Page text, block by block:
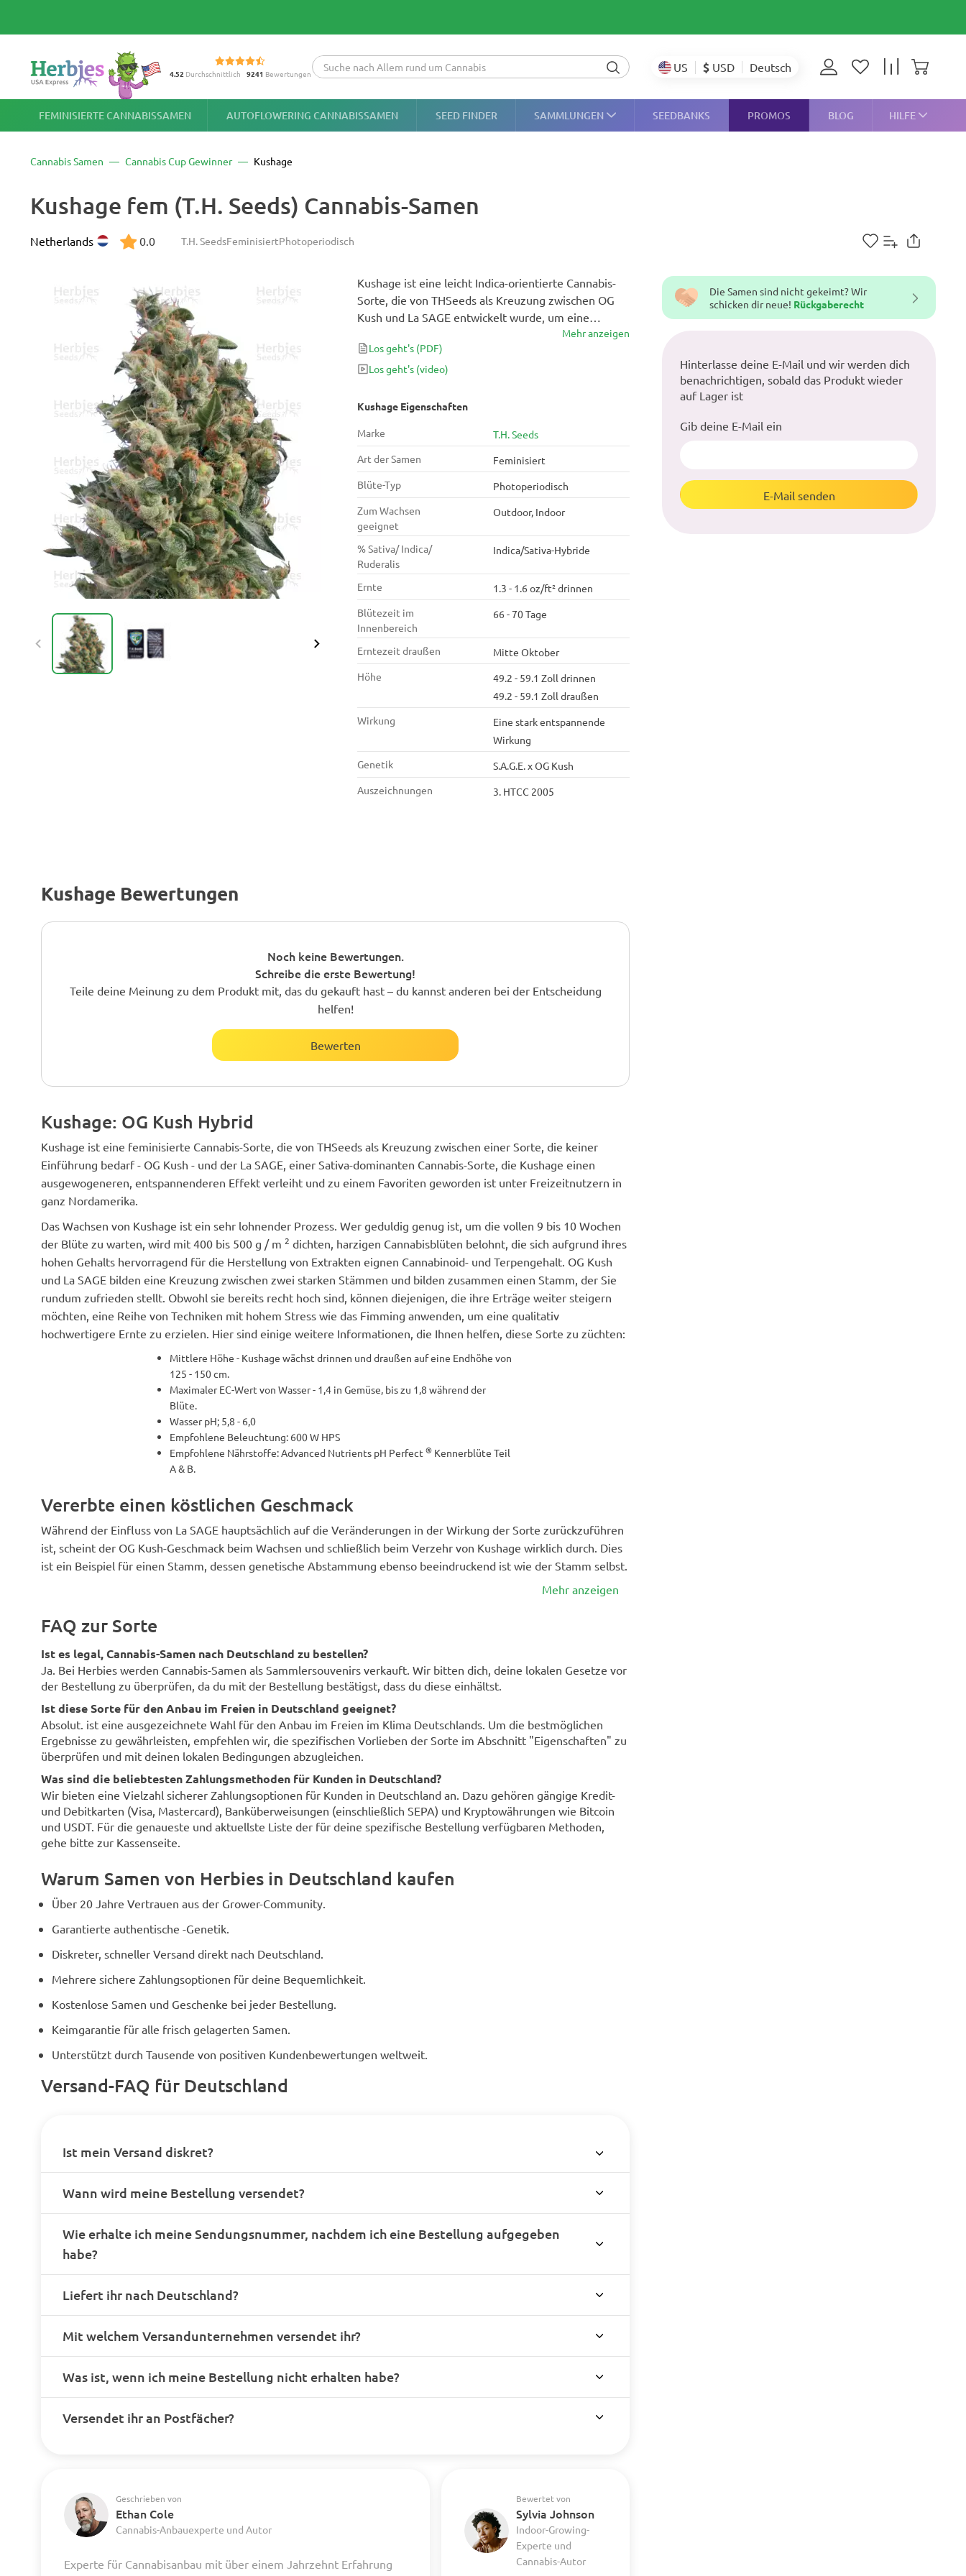
4.52 Durchschnittlich 9241 Bewertungen US $ USD Deutsch
FEMINISIERTE CANNABISSAMEN AUTOFLOWERING CANNABISSAMEN SEED FINDER SAMMLUNGEN SEEDBANKS PROMOS BLOG HILFE
Cannabis Samen Cannabis Cup Gewinner Kushage
Kushage fem (T.H. Seeds) Cannabis-Samen
T.H. SeedsFeminisiertPhotoperiodisch
Netherlands 0.0
Kushage Eigenschaften
Marke
T.H. Seeds
Art der Samen
Feminisiert
Blüte-Typ
Photoperiodisch
Zum Wachsen
geeignet
Outdoor, Indoor
% Sativa/ Indica/
Ruderalis
Indica/Sativa-Hybride
Ernte
1.3 - 1.6 oz/ft² drinnen
Blütezeit im
Innenbereich
66 - 70 Tage
Erntezeit draußen
Mitte Oktober
Höhe
49.2 - 59.1 Zoll drinnen
49.2 - 59.1 Zoll draußen
Wirkung
Eine stark entspannende
Wirkung
Genetik
S.A.G.E. x OG Kush
Auszeichnungen
3. HTCC 2005
Kushage Bewertungen
Noch keine Bewertungen.
Schreibe die erste Bewertung!
Teile deine Meinung zu dem Produkt mit, das du gekauft hast – du kannst anderen bei der Entscheidung
helfen!
Bewerten
Kushage ist eine leicht Indica-orientierte Cannabis-
Sorte, die von THSeeds als Kreuzung zwischen OG
Kush und La SAGE entwickelt wurde, um eine
fantastische Hybride zu erhalten, die nachher
ausgezeichnete Erträge (bis zu 500 g / m2) an
dichten, mit Harz bedeckten Cannabis-Nuggets
Mehr anzeigen
Los geht's (PDF)
Los geht's (video)
Kushage: OG Kush Hybrid
Kushage ist eine feminisierte Cannabis-Sorte, die von THSeeds als Kreuzung zwischen einer Sorte, die keiner
Einführung bedarf - OG Kush - und der La SAGE, einer Sativa-dominanten Cannabis-Sorte, die Kushage einen
ausgewogeneren, entspannenderen Effekt verleiht und zu einem Favoriten geworden ist unter Freizeitnutzern in
ganz Nordamerika.
Das Wachsen von Kushage ist ein sehr lohnender Prozess. Wer geduldig genug ist, um die vollen 9 bis 10 Wochen
der Blüte zu warten, wird mit 400 bis 500 g / m 2 dichten, harzigen Cannabisblüten belohnt, die sich aufgrund ihres
hohen Gehalts hervorragend für die Herstellung von Extrakten eignen Cannabinoid- und Terpengehalt. OG Kush
und La SAGE bilden eine Kreuzung zwischen zwei starken Stämmen und bilden zusammen einen Stamm, der Sie
rundum zufrieden stellt. Obwohl sie bereits recht hoch sind, können diejenigen, die ihre Erträge weiter steigern
möchten, eine Reihe von Techniken mit hohem Stress wie das Fimming anwenden, um eine qualitativ
hochwertigere Ernte zu erzielen. Hier sind einige weitere Informationen, die Ihnen helfen, diese Sorte zu züchten:
Mittlere Höhe - Kushage wächst drinnen und draußen auf eine Endhöhe von
125 - 150 cm.
Maximaler EC-Wert von Wasser - 1,4 in Gemüse, bis zu 1,8 während der
Blüte.
Wasser pH; 5,8 - 6,0
Empfohlene Beleuchtung: 600 W HPS
Empfohlene Nährstoffe: Advanced Nutrients pH Perfect ®Kennerblüte Teil
A & B.
Vererbte einen köstlichen Geschmack
Während der Einfluss von La SAGE hauptsächlich auf die Veränderungen in der Wirkung der Sorte zurückzuführen
ist, scheint der OG Kush-Geschmack beim Wachsen und schließlich beim Verzehr von Kushage wirklich durch. Dies
ist ein Beispiel für einen Stamm, dessen genetische Abstammung ebenso beeindruckend ist wie der Stamm selbst.
Mehr anzeigen
FAQ zur Sorte
Ist es legal, Cannabis-Samen nach Deutschland zu bestellen?
Ja. Bei Herbies werden Cannabis-Samen als Sammlersouvenirs verkauft. Wir bitten dich, deine lokalen Gesetze vor
der Bestellung zu überprüfen, da du mit der Bestellung bestätigst, dass du diese einhältst.
Ist diese Sorte für den Anbau im Freien in Deutschland geeignet?
Absolut. ist eine ausgezeichnete Wahl für den Anbau im Freien im Klima Deutschlands. Um die bestmöglichen
Ergebnisse zu gewährleisten, empfehlen wir, die spezifischen Vorlieben der Sorte im Abschnitt "Eigenschaften" zu
überprüfen und mit deinen lokalen Bedingungen abzugleichen.
Was sind die beliebtesten Zahlungsmethoden für Kunden in Deutschland?
Wir bieten eine Vielzahl sicherer Zahlungsoptionen für Kunden in Deutschland an. Dazu gehören gängige Kredit-
und Debitkarten (Visa, Mastercard), Banküberweisungen (einschließlich SEPA) und Kryptowährungen wie Bitcoin
und USDT. Für die genaueste und aktuellste Liste der für deine spezifische Bestellung verfügbaren Methoden,
gehe bitte zur Kassenseite.
Warum Samen von Herbies in Deutschland kaufen
Über 20 Jahre Vertrauen aus der Grower-Community.
Garantierte authentische -Genetik.
Diskreter, schneller Versand direkt nach Deutschland.
Mehrere sichere Zahlungsoptionen für deine Bequemlichkeit.
Kostenlose Samen und Geschenke bei jeder Bestellung.
Keimgarantie für alle frisch gelagerten Samen.
Unterstützt durch Tausende von positiven Kundenbewertungen weltweit.
Versand-FAQ für Deutschland
Ist mein Versand diskret?
Wann wird meine Bestellung versendet?
Wie erhalte ich meine Sendungsnummer, nachdem ich eine Bestellung aufgegeben
habe?
Liefert ihr nach Deutschland?
Mit welchem Versandunternehmen versendet ihr?
Was ist, wenn ich meine Bestellung nicht erhalten habe?
Versendet ihr an Postfächer?
Geschrieben von
Ethan Cole
Cannabis-Anbauexperte und Autor
Experte für Cannabisanbau mit über einem Jahrzehnt Erfahrung
Bewertet von
Sylvia Johnson
Indoor-Growing-
Experte und
Cannabis-Autor
Die Samen sind nicht gekeimt? Wir
schicken dir neue! Rückgaberecht
Hinterlasse deine E-Mail und wir werden dich
benachrichtigen, sobald das Produkt wieder
auf Lager ist
Gib deine E-Mail ein
E-Mail senden